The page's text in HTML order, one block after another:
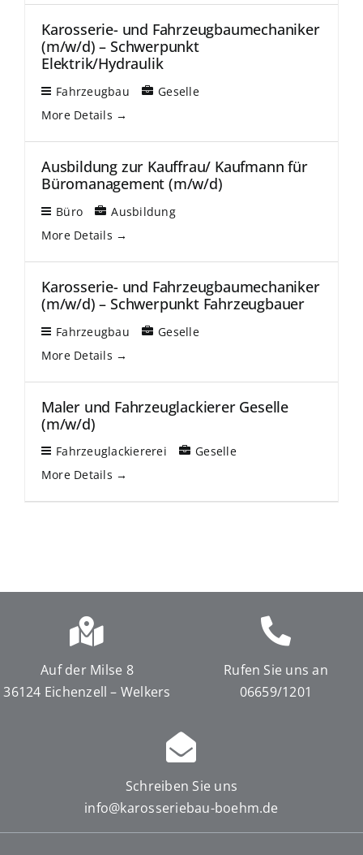
Karosserie- und Fahrzeugbaumechaniker
(m/w/d) – Schwerpunkt
Elektrik/Hydraulik
Fahrzeugbau
Geselle
More Details
Ausbildung zur Kauffrau/ Kaufmann für
Büromanagement (m/w/d)
Büro
Ausbildung
More Details
Karosserie- und Fahrzeugbaumechaniker
(m/w/d) – Schwerpunkt Fahrzeugbauer
Fahrzeugbau
Geselle
More Details
Maler und Fahrzeuglackierer Geselle
(m/w/d)
Fahrzeuglackiererei
Geselle
More Details
Auf der Milse 8
36124 Eichenzell – Welkers
Rufen Sie uns an
06659/1201
Schreiben Sie uns
info@karosseriebau-boehm.de